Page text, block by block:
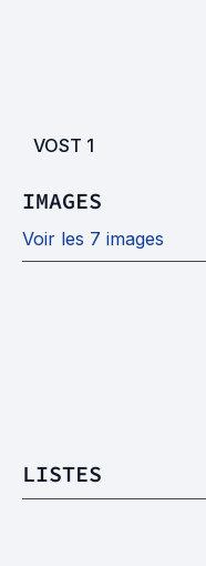
VOST 1
IMAGES
Voir les 7 images
LISTES